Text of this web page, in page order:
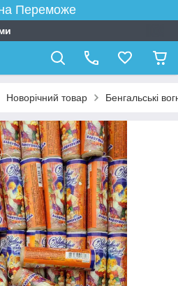
Переможе
Новорічний товар Бенгальські